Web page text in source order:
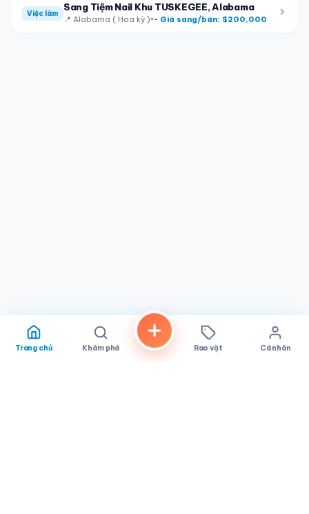
Việc làm Sang Tiệm Nail Khu TUSKEGEE, Alabama
📍 Alabama ( Hoa kỳ )•- Giá sang/bán: $200,000
Trang chủ Khám phá Rao vặt Cá nhân